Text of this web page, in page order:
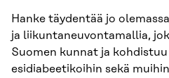
Hanke täydentää jo
ja liikuntaneuvontamallia,
Suomen kunnat ja
esidiabeetikoihin sekä